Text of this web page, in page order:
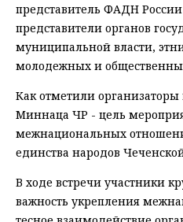
представитель ФАДН
представители органов
муниципальной власти,
молодежных и
Как отметили организаторы
Миннаца ЧР - цель
межнациональных
единства народов
В ходе встречи участники
важность укрепления